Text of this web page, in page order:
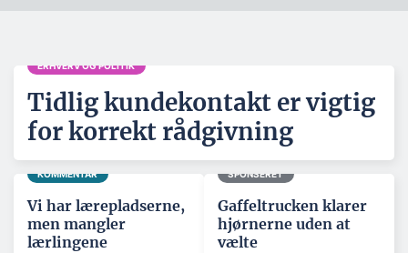
ERHVERV OG POLITIK
Tidlig kundekontakt er vigtig
for korrekt rådgivning
KOMMENTAR
Vi har lærepladserne,
men mangler
lærlingene
SPONSERET
Gaffeltrucken klarer
hjørnerne uden at
vælte